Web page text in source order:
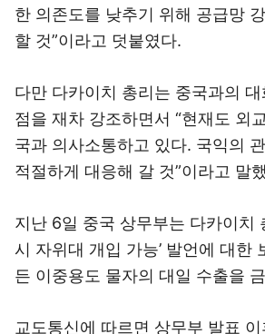
한 의존도를 낮추기 위해 공급망
할 것”이라고 덧붙였다.
다만 다카이치 총리는 중국과의
점을 재차 강조하면서 “현재도 외
국과 의사소통하고 있다. 국익의
적절하게 대응해 갈 것”이라고 말
지난 6일 중국 상무부는 다카이치
시 자위대 개입 가능’ 발언에 대한
든 이중용도 물자의 대일 수출을
교도통신에 따르면 상무부 발표